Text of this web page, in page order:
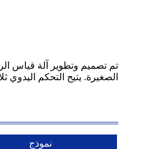
الصغيرة. يتيح التحكم
نموذج